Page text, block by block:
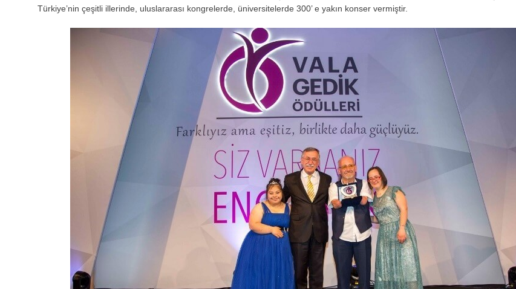
Türkiye’nin çeşitli illerinde, uluslararası kongrelerde, üniversitelerde 300’ e yakın konser vermiştir.